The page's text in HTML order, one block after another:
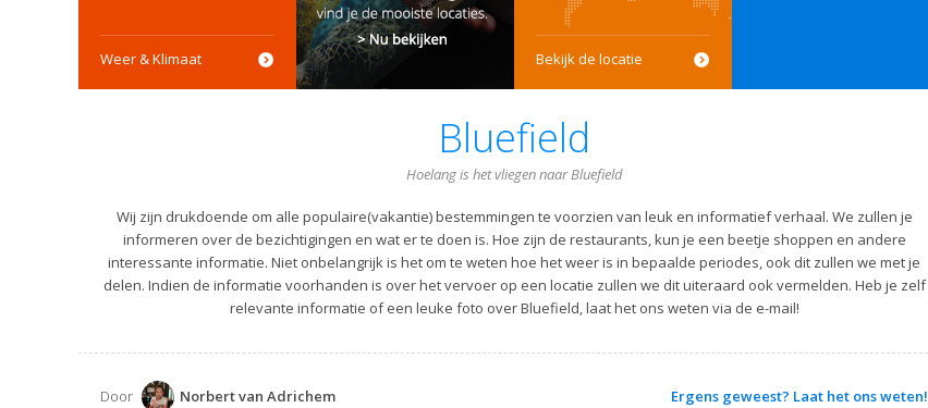
Weer & Klimaat Bekijk de locatie
Bluefield
Hoelang is het vliegen naar Bluefield
Wij zijn drukdoende om alle populaire(vakantie) bestemmingen te voorzien van leuk en informatief verhaal. We zullen je
informeren over de bezichtigingen en wat er te doen is. Hoe zijn de restaurants, kun je een beetje shoppen en andere
interessante informatie. Niet onbelangrijk is het om te weten hoe het weer is in bepaalde periodes, ook dit zullen we met je
delen. Indien de informatie voorhanden is over het vervoer op een locatie zullen we dit uiteraard ook vermelden. Heb je zelf
relevante informatie of een leuke foto over Bluefield, laat het ons weten via de e-mail!
Door Norbert van Adrichem Ergens geweest? Laat het ons weten!